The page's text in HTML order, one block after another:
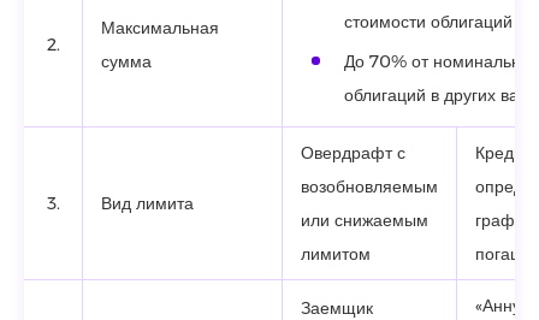
2.
Максимальная
сумма
стоимости облигаций в
До 70% от
облигаций в других
3. Вид лимита
Овердрафт с
возобновляемым
или снижаемым
лимитом
Кредит
Заемщик